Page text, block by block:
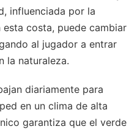
influenciada por la
costa, puede cambiar
al jugador a entrar
la naturaleza.
diariamente para
en un clima de alta
garantiza que el verde